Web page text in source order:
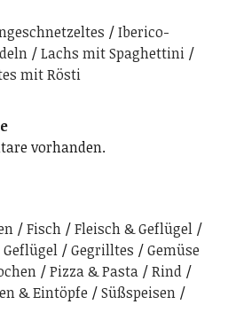
Iberico-
Lachs mit Spaghettini
mit Rösti
vorhanden.
Fisch
Fleisch & Geflügel
Geflügel Gegrilltes
Gemüse
Pizza & Pasta
Rind
& Eintöpfe
Süßspeisen